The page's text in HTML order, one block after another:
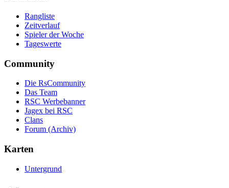
Rangliste
Zeitverlauf
Spieler der Woche
Tageswerte
Community
Die RsCommunity
Das Team
RSC Werbebanner
Jagex bei RSC
Clans
Forum (Archiv)
Karten
Untergrund